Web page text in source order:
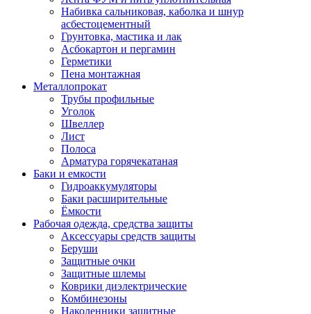
Набивка сальниковая, каболка и шнур
асбестоцементный
Грунтовка, мастика и лак
Асбокартон и пергамин
Герметики
Пена монтажная
Металлопрокат
Трубы профильные
Уголок
Швеллер
Лист
Полоса
Арматура горячекатаная
Баки и емкости
Гидроаккумуляторы
Баки расширительные
Ёмкости
Рабочая одежда, средства защиты
Аксессуары средств защиты
Беруши
Защитные очки
Защитные шлемы
Коврики диэлектрические
Комбинезоны
Наколенники защитные